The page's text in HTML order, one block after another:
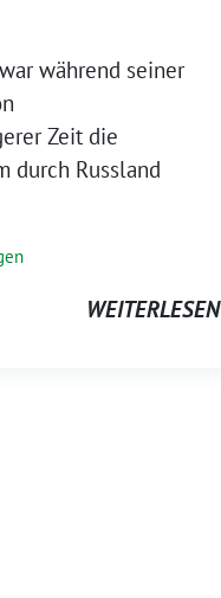
während seiner
Zeit die
durch Russland
WEITERLESEN